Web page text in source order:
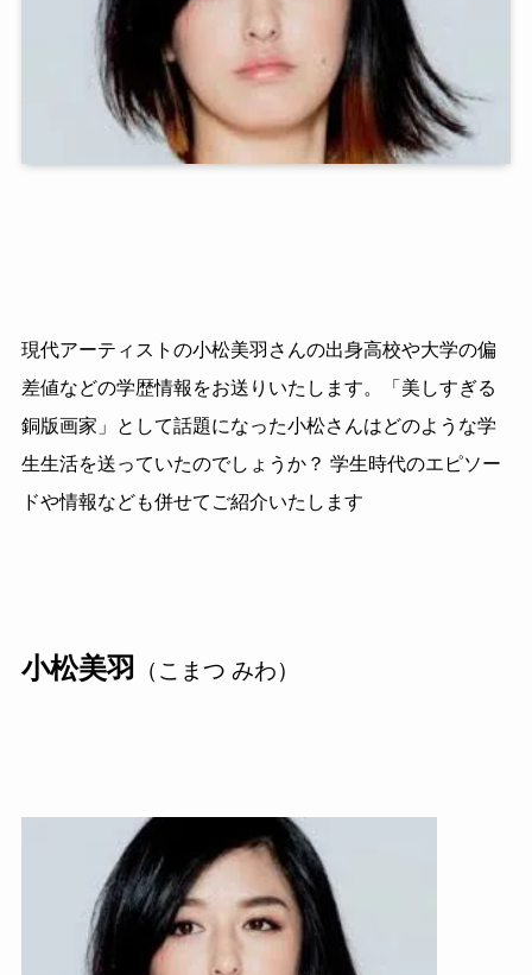
現代アーティストの小松美羽さんの出身高校や大学の偏
差値などの学歴情報をお送りいたします。「美しすぎる
銅版画家」として話題になった小松さんはどのような学
生生活を送っていたのでしょうか？ 学生時代のエピソー
ドや情報なども併せてご紹介いたします
小松美羽 （こまつ みわ）